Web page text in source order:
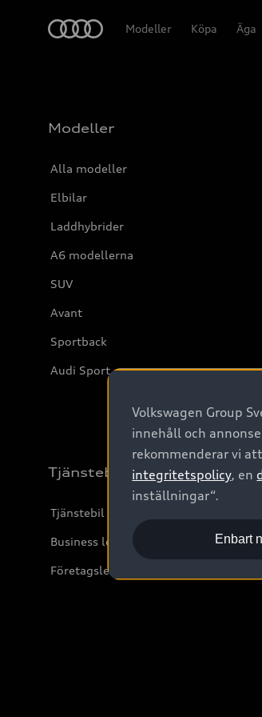
Modeller Köpa Äga
Modeller
Alla modeller
Elbilar
Laddhybrider
A6 modellerna
SUV
Avant
Sportback
Audi Sport
Tjänstebil
Tjänstebil
Business lease online
Företagsleasing
Volkswagen Group
innehåll och
rekommenderar vi
integritetspolicy, en
inställningar“.
Enbart